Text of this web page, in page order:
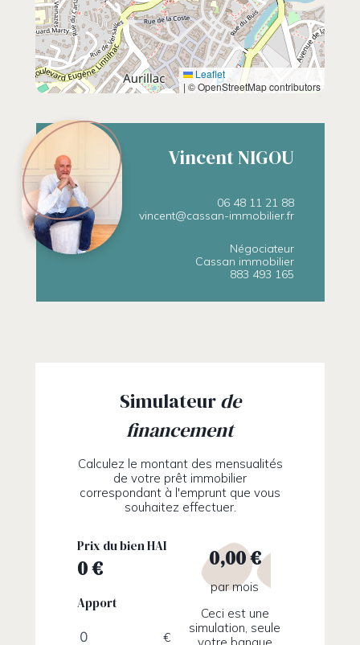
Leaflet
| © OpenStreetMap contributors
Vincent NIGOU
06 48 11 21 88
vincent@cassan-immobilier.fr
Négociateur
Cassan immobilier
883 493 165
Simulateurde
financement
Calculez le montant des mensualités
de votre prêt immobilier
correspondant à l'emprunt que vous
souhaitez effectuer.
Prix du bien HAI
Apport
€
0,00 €
par mois
Ceci est une
simulation, seule